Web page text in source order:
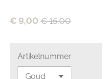
€ 9,00 € 15,00
Artikelnummer